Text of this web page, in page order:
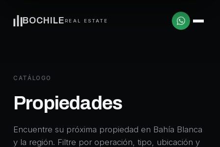
BOCHILE REAL ESTATE
CATÁLOGO
Propiedades
Encuentre su próxima propiedad en Bahía Blanca
y la región. Filtre por operación, tipo, ubicación y